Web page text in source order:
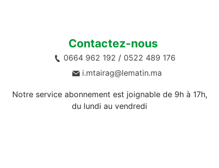
Contactez-nous
0664 962 192 / 0522 489 176
i.mtairag@lematin.ma
Notre service abonnement est joignable de 9h à 17h,
du lundi au vendredi